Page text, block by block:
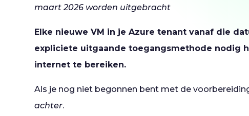
maart 2026 worden uitgebracht
Elke nieuwe VM in je Azure tenant vanaf die
expliciete uitgaande toegangsmethode nodig
internet te bereiken.
Als je nog niet begonnen bent met de
achter.